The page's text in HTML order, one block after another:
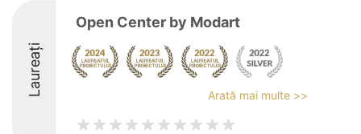
Laureați
Open Center by Modart
Arată mai multe >>